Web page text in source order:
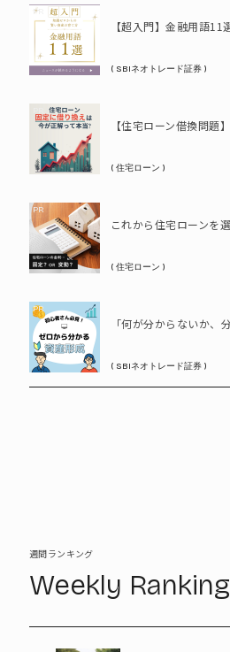
PR
( SBIネオトレード証券 )
( 住宅ローン )
PR
( 住宅ローン )
PR
( SBIネオトレード証券 )
週間ランキング
Weekly Ranking